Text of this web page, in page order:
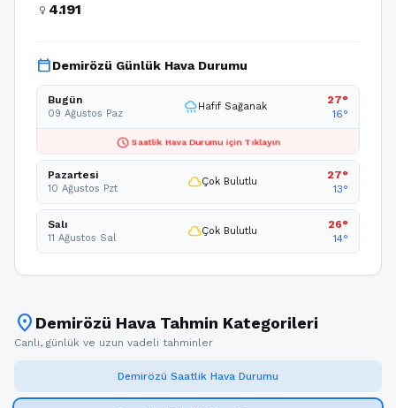
female 4.191
calendar_todayDemirözü Günlük Hava Durumu
Bugün
09 Ağustos Paz rainyHafif Sağanak
27°
16°
schedule Saatlik Hava Durumu için Tıklayın
Pazartesi
10 Ağustos Pzt cloudÇok Bulutlu
27°
13°
Salı
11 Ağustos Sal cloudÇok Bulutlu
26°
14°
location_on Demirözü Hava Tahmin Kategorileri
Canlı, günlük ve uzun vadeli tahminler
Demirözü Saatlik Hava Durumu